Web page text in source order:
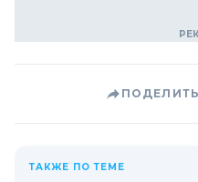
ТАКЖЕ ПО ТЕМЕ